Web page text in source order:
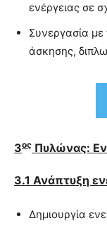
ενέργειας σε
Συνεργασία με
άσκησης,
3ος Πυλώνας:
3.1 Ανάπτυξη
Δημιουργία